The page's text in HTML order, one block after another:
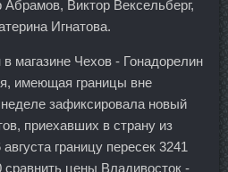
Виктор Вексельберг,
Игнатова.
магазине Чехов - Гонадорелин
имеющая границы вне
зафиксировала новый
приехавших в страну из
границу пересек 3241
цены Владивосток -